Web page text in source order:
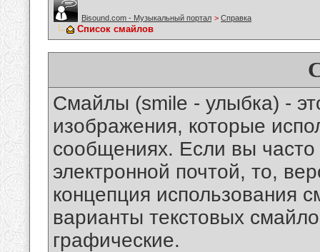
Bisound.com - Музыкальный портал > Справка
Список смайлов
Смайлы (smile - улыбка) -
изображения, которые
сообщениях. Если вы часто
электронной почтой, то,
концепция использования
варианты текстовых
графические.